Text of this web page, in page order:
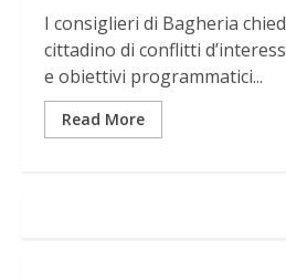
I consiglieri di Bagheria
cittadino di conflitti
e obiettivi programmatici...
Read More